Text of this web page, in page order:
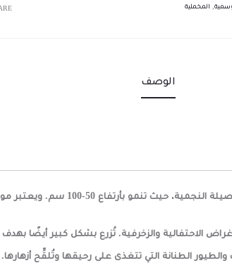
, المخملية
الوصف
50-100 سم. ويعتبر موطنها الأصلي في المكسيك.
الاحتفالية والزخرفية. تُزرع بشكل كبير أيضًا بهدف
والطيور الطنانة التي تتغذى على رحيقها وتُلقِّح أزهارها.